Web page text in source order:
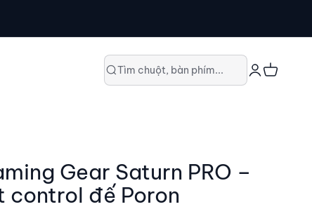
Tìm chuột, bàn phím... Đăng nhập
Giỏ hàng
Gear Saturn PRO –
control đế Poron